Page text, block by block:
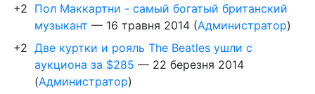
+2 Пол Маккартни - самый богатый британский
музыкант — 16 травня 2014 (Администратор)
+2 Две куртки и рояль The Beatles ушли с
аукциона за $285 — 22 березня 2014
(Администратор)